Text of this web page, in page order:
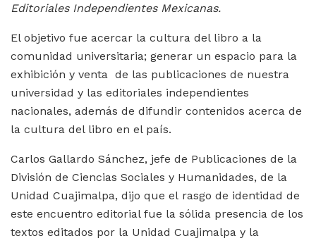
Editoriales Independientes Mexicanas.
El objetivo fue acercar la cultura del libro a la
comunidad universitaria; generar un espacio para la
exhibición y venta de las publicaciones de nuestra
universidad y las editoriales independientes
nacionales, además de difundir contenidos acerca de
la cultura del libro en el país.
Carlos Gallardo Sánchez, jefe de Publicaciones de la
División de Ciencias Sociales y Humanidades, de la
Unidad Cuajimalpa, dijo que el rasgo de identidad de
este encuentro editorial fue la sólida presencia de los
textos editados por la Unidad Cuajimalpa y la